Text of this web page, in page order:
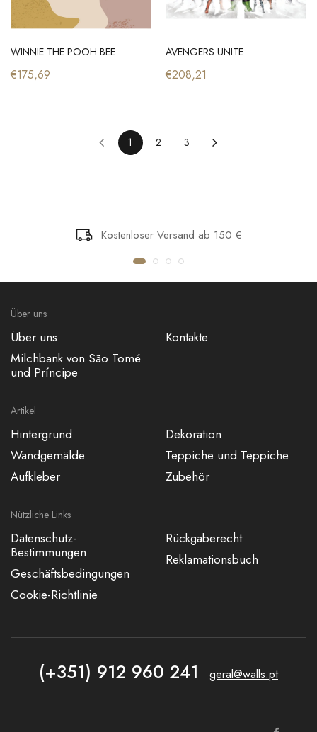
WINNIE THE POOH BEE
€175,69
AVENGERS UNITE
€208,21
1 2 3
Kostenloser Versand ab 150 €
Über uns
Über uns
Milchbank von São Tomé
und Príncipe
Kontakte
Artikel
Hintergrund
Wandgemälde
Aufkleber
Dekoration
Teppiche und Teppiche
Zubehör
Nützliche Links
Datenschutz-
Bestimmungen
Geschäftsbedingungen
Cookie-Richtlinie
Rückgaberecht
Reklamationsbuch
(+351) 912 960 241 geral@walls.pt